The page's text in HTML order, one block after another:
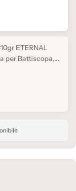
ETERNAL
per Battiscopa,
Pvc SENZA